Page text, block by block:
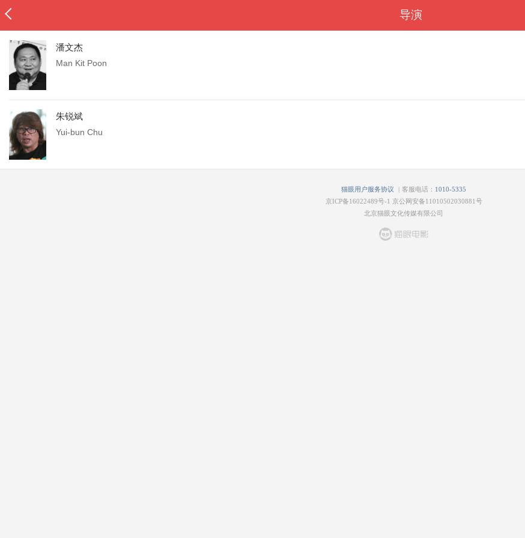
导演
潘文杰
Man Kit Poon
朱锐斌
Yui-bun Chu
猫眼用户服务协议 | 客服电话： 1010-5335
京ICP备16022489号-1
京公网安备11010502030881号
北京猫眼文化传媒有限公司